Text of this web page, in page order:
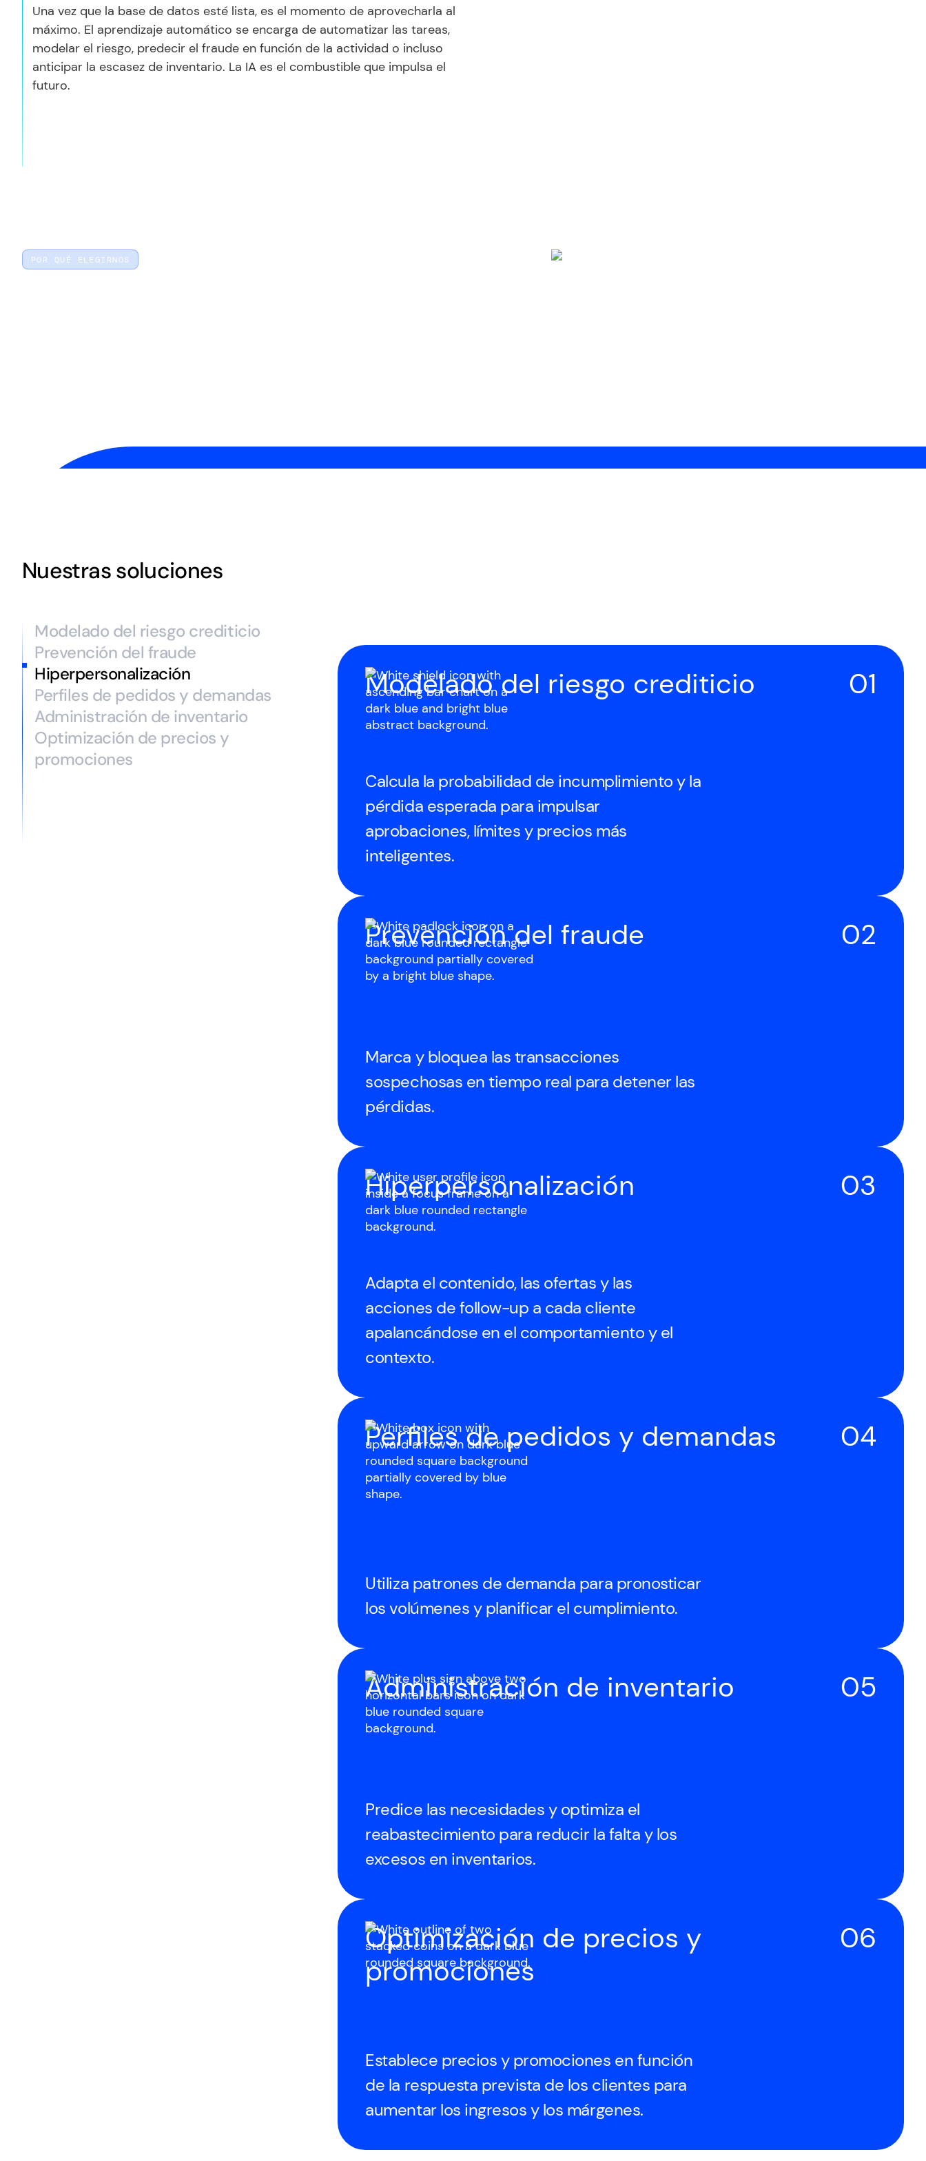
Una vez que la base de datos esté lista, es el momento de aprovecharla al
máximo. El aprendizaje automático se encarga de automatizar las tareas,
modelar el riesgo, predecir el fraude en función de la actividad o incluso
anticipar la escasez de inventario. La IA es el combustible que impulsa el
futuro.
POR QUÉ ELEGIRNOS
Nuestras soluciones
Modelado del riesgo crediticio
Prevención del fraude
Hiperpersonalización
Perfiles de pedidos y demandas
Administración de inventario
Optimización de precios y
promociones
Modelado del riesgo crediticio 01
Calcula la probabilidad de incumplimiento y la
pérdida esperada para impulsar
aprobaciones, límites y precios más
inteligentes.
Prevención del fraude 02
Marca y bloquea las transacciones
sospechosas en tiempo real para detener las
pérdidas.
Hiperpersonalización 03
Adapta el contenido, las ofertas y las
acciones de follow-up a cada cliente
apalancándose en el comportamiento y el
contexto.
Perfiles de pedidos y demandas 04
Utiliza patrones de demanda para pronosticar
los volúmenes y planificar el cumplimiento.
Administración de inventario 05
Predice las necesidades y optimiza el
reabastecimiento para reducir la falta y los
excesos en inventarios.
Optimización de precios y
promociones
06
Establece precios y promociones en función
de la respuesta prevista de los clientes para
aumentar los ingresos y los márgenes.